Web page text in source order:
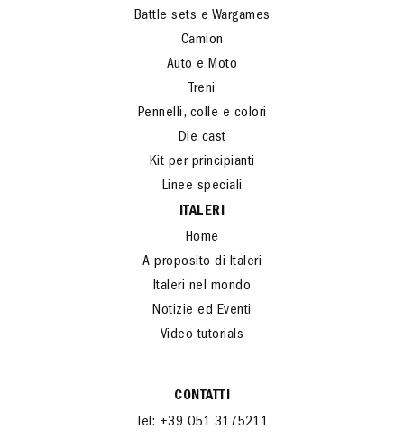
Battle sets e Wargames
Camion
Auto e Moto
Treni
Pennelli, colle e colori
Die cast
Kit per principianti
Linee speciali
ITALERI
Home
A proposito di Italeri
Italeri nel mondo
Notizie ed Eventi
Video tutorials
CONTATTI
Tel: +39 051 3175211